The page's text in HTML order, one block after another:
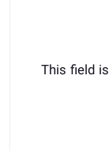
املاک
بعدی